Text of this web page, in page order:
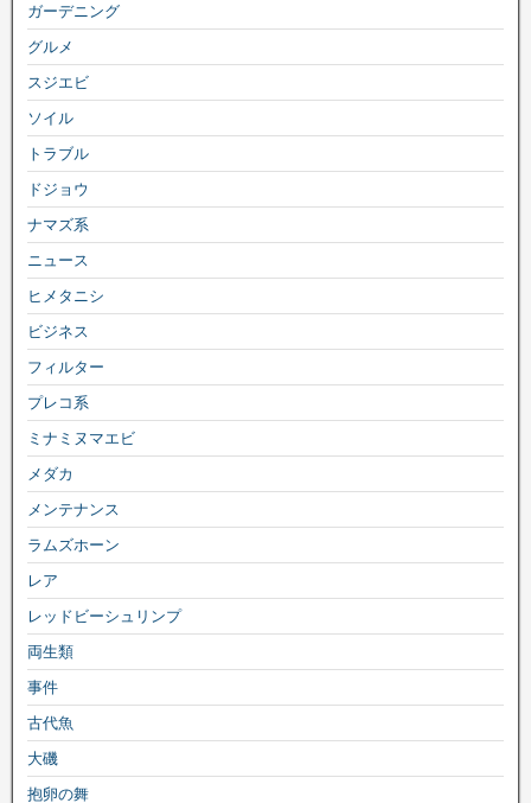
ガーデニング
グルメ
スジエビ
ソイル
トラブル
ドジョウ
ナマズ系
ニュース
ヒメタニシ
ビジネス
フィルター
プレコ系
ミナミヌマエビ
メダカ
メンテナンス
ラムズホーン
レア
レッドビーシュリンプ
両生類
事件
古代魚
大磯
抱卵の舞